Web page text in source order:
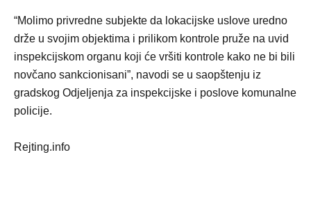
“Molimo privredne subjekte da lokacijske uslove uredno
drže u svojim objektima i prilikom kontrole pruže na uvid
inspekcijskom organu koji će vršiti kontrole kako ne bi bili
novčano sankcionisani”, navodi se u saopštenju iz
gradskog Odjeljenja za inspekcijske i poslove komunalne
policije.
Rejting.info